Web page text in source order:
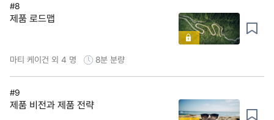
#8
제품 로드맵
마티 케이건 외 4 명 8분 분량
#9
제품 비전과 제품 전략